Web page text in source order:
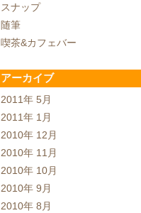
スナップ
随筆
喫茶&カフェバー
アーカイブ
2011年 5月
2011年 1月
2010年 12月
2010年 11月
2010年 10月
2010年 9月
2010年 8月